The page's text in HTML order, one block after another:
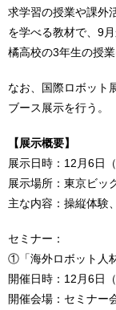
求学習の授業や課外
を学べる教材で、9
橘高校の3年生の授
なお、国際ロボット
ブース展示を行う。
【展示概要】
展示日時：12月6日
展示場所：東京ビッ
主な内容：操縦体験
セミナー：
①「海外ロボット人
開催日時：12月6日
開催会場：セミナー